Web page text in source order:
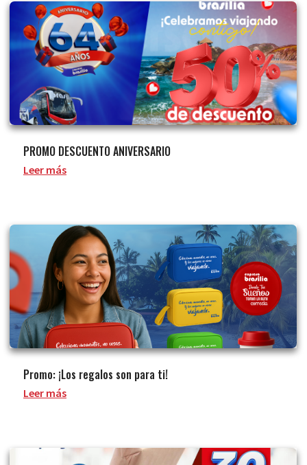
PROMO DESCUENTO ANIVERSARIO
Leer más
Promo: ¡Los regalos son para ti!
Leer más